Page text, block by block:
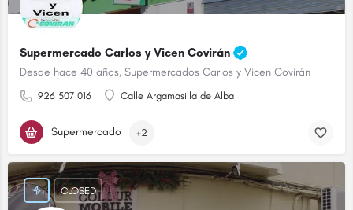
Supermercado Carlos y Vicen Covirán
Desde hace 40 años, Supermercados Carlos y Vicen Covirán
926 507 016 Calle Argamasilla de Alba
Supermercado +2
CLOSED